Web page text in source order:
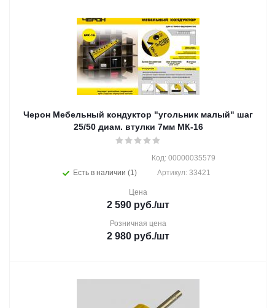
Черон Мебельный кондуктор "угольник малый" шаг
25/50 диам. втулки 7мм МК-16
Есть в наличии (1)
Код: 00000035579
Артикул: 33421
Цена
2 590 руб./шт
Розничная цена
2 980 руб./шт